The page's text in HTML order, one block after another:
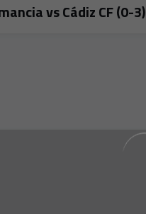
vs Cádiz CF (0-3)